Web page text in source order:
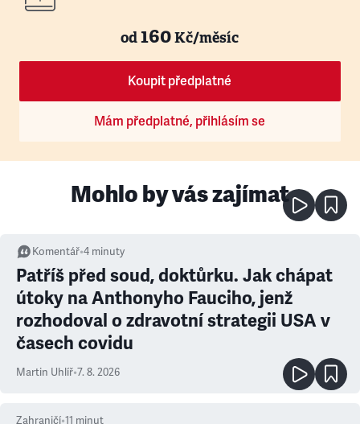
od160Kč/měsíc
Koupit předplatné
Mám předplatné, přihlásím se
Mohlo by vás zajímat
Komentář•4 minuty
Patříš před soud, doktůrku. Jak chápat
útoky na Anthonyho Fauciho, jenž
rozhodoval o zdravotní strategii USA v
časech covidu
Martin Uhlíř•7. 8. 2026
Zahraničí•11 minut